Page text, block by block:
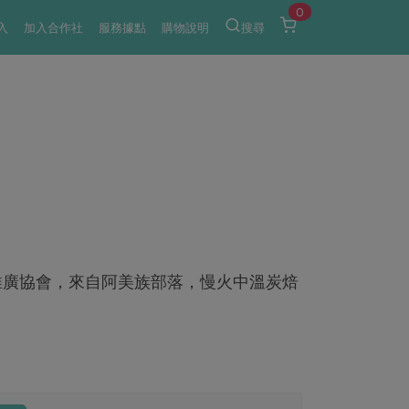
加入合作社 服務據點 購物說明 搜尋
0
協會，來自阿美族部落，慢火中溫炭焙